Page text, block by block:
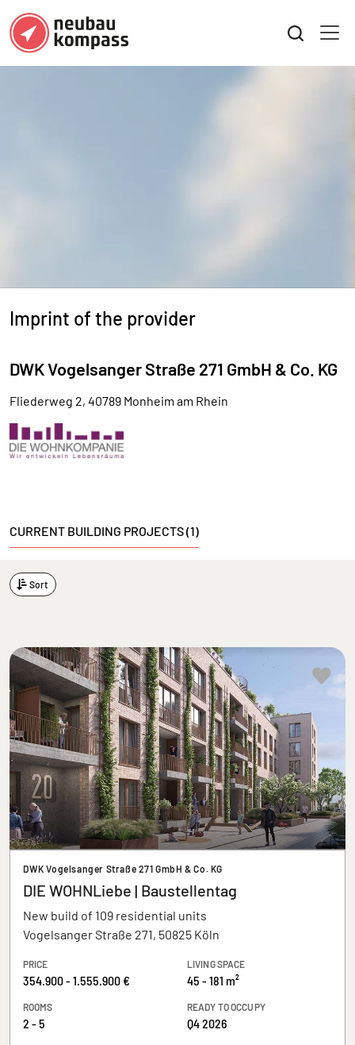
Imprint of the provider
DWK Vogelsanger Straße 271 GmbH & Co. KG
Fliederweg 2, 40789 Monheim am Rhein
CURRENT BUILDING PROJECTS (1)
Sort
DWK Vogelsanger Straße 271 GmbH & Co. KG
DIE WOHNLiebe | Baustellentag
New build of 109 residential units
Vogelsanger Straße 271, 50825 Köln
PRICE
354.900 - 1.555.900 €
LIVING SPACE
45 - 181 m²
ROOMS
2 - 5
READY TO OCCUPY
Q4 2026